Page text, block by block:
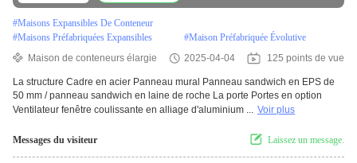
#Maisons Expansibles De Conteneur
#Maisons Préfabriquées Expansibles #Maison Préfabriquée Évolutive
Maison de conteneurs élargie
2025-04-04 125 points de vue
La structure Cadre en acier Panneau mural Panneau sandwich en EPS de
50 mm / panneau sandwich en laine de roche La porte Portes en option
Ventilateur fenêtre coulissante en alliage d'aluminium ... Voir plus
Messages du visiteur Laissez un message.